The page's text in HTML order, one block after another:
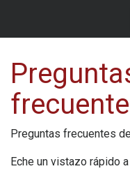
Preguntas frecuentes
Eche un vistazo rápido